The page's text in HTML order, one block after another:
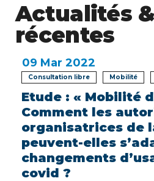
Actualités
récentes
09 Mar 2022
Consultation libre Mobilité
Etude : « Mobilité
Comment les
organisatrices de
peuvent-elles
changements
covid ?